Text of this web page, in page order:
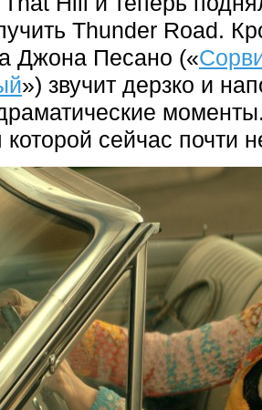
Thunder Road.
Джона Песано («
») звучит дерзко и
которой сейчас почти